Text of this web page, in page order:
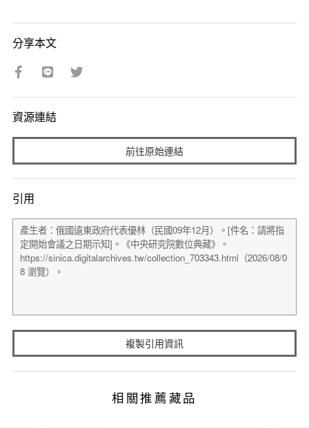
分享本文
資源連結
前往原始連結
引用
複製引用資訊
相關推薦藏品